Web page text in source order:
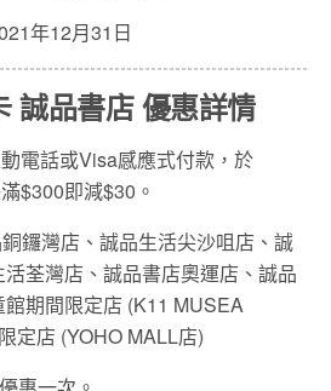
年12月31日
誠品書店 優惠詳情
電話或Visa感應式付款，於
$300即減$30。
鑼灣店、 誠品生活尖沙咀店、 誠
荃灣店、 誠品書店奧運店、 誠品
期間限定店 (K11 MUSEA
定店 (YOHO MALL店)